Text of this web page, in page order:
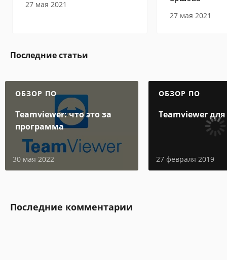
27 мая 2021
27 мая 2021
Последние статьи
ОБЗОР ПО
Teamviewer: что это за
программа
30 мая 2022
ОБЗОР ПО
Teamviewer
27 февраля 2019
Последние комментарии